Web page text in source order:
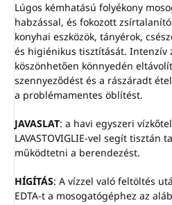
Lúgos kémhatású folyékony
habzással, és fokozott
konyhai eszközök, tányérok,
és higiénikus tisztítását. Intenzív
köszönhetően könnyedén
szennyeződést és a rászáradt
a problémamentes öblítést.
JAVASLAT: a havi egyszeri
LAVASTOVIGLIE-vel segít tisztán
működtetni a berendezést.
HÍGÍTÁS: A vízzel való feltöltés
EDTA-t a mosogatógéphez az